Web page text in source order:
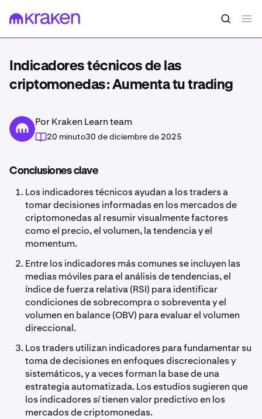
Indicadores técnicos de las
criptomonedas: Aumenta tu trading
Por Kraken Learn team
20 minuto30 de diciembre de 2025
Conclusiones clave
Los indicadores técnicos ayudan a los traders a
tomar decisiones informadas en los mercados de
criptomonedas al resumir visualmente factores
como el precio, el volumen, la tendencia y el
momentum.
Entre los indicadores más comunes se incluyen las
medias móviles para el análisis de tendencias, el
índice de fuerza relativa (RSI) para identificar
condiciones de sobrecompra o sobreventa y el
volumen en balance (OBV) para evaluar el volumen
direccional.
Los traders utilizan indicadores para fundamentar su
toma de decisiones en enfoques discrecionales y
sistemáticos, y a veces forman la base de una
estrategia automatizada. Los estudios sugieren que
los indicadoressítienen valor predictivo en los
mercados de criptomonedas.